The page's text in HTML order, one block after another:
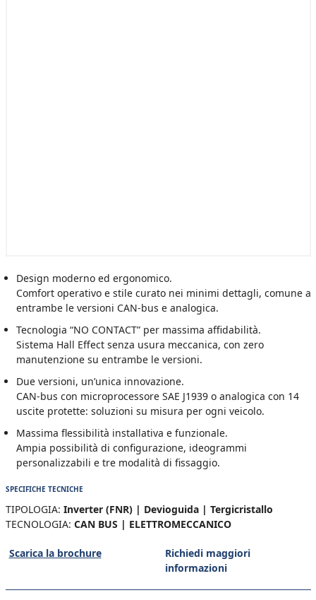
Design moderno ed ergonomico.
Comfort operativo e stile curato nei minimi dettagli, comune a
entrambe le versioni CAN-bus e analogica.
Tecnologia “NO CONTACT” per massima affidabilità.
Sistema Hall Effect senza usura meccanica, con zero
manutenzione su entrambe le versioni.
Due versioni, un’unica innovazione.
CAN-bus con microprocessore SAE J1939 o analogica con 14
uscite protette: soluzioni su misura per ogni veicolo.
Massima flessibilità installativa e funzionale.
Ampia possibilità di configurazione, ideogrammi
personalizzabili e tre modalità di fissaggio.
SPECIFICHE TECNICHE
TIPOLOGIA: Inverter (FNR) | Devioguida | Tergicristallo
TECNOLOGIA: CAN BUS | ELETTROMECCANICO
Scarica la brochure
Richiedi maggiori
informazioni